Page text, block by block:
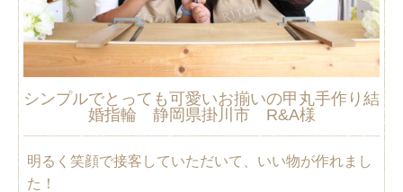
シンプルでとっても可愛いお揃いの甲丸手作り結
婚指輪 静岡県掛川市 R&A様
明るく笑顔で接客していただいて、いい物が作れまし
た！